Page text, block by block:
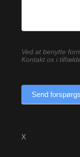
Ved at benytte
Kontakt os i
Send
X